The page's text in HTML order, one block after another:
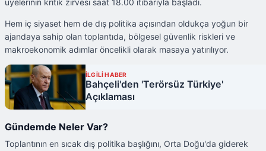
üyelerinin kritik zirvesi saat 18.00 itibarıyla başladı.
Hem iç siyaset hem de dış politika açısından oldukça yoğun bir
ajandaya sahip olan toplantıda, bölgesel güvenlik riskleri ve
makroekonomik adımlar öncelikli olarak masaya yatırılıyor.
İLGİLİ HABER
Bahçeli'den 'Terörsüz Türkiye'
Açıklaması
Gündemde Neler Var?
Toplantının en sıcak dış politika başlığını, Orta Doğu'da giderek